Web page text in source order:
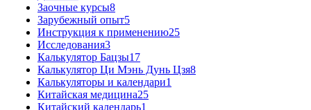
Заочные курсы8
Зарубежный опыт5
Инструкция к применению25
Исследования3
Калькулятор Бацзы17
Калькулятор Ци Мэнь Дунь Цзя8
Калькуляторы и календари1
Китайская медицина25
Китайский календарь1